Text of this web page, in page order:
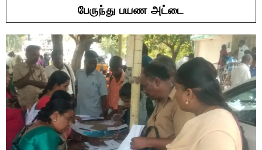
பேருந்து பயண அட்டை